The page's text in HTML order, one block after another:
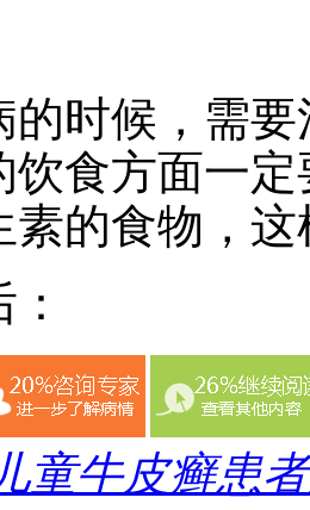
的时候，需
饮食方面一
素的食物，
童牛皮癣患